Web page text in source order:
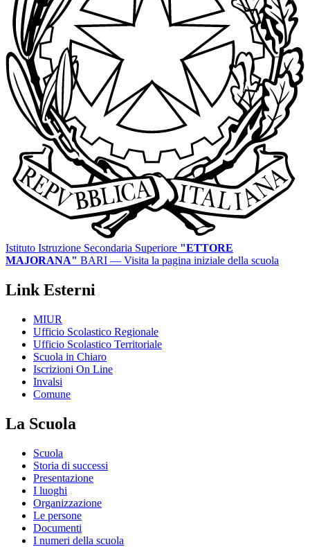
Istituto Istruzione Secondaria Superiore "ETTORE
MAJORANA" BARI — Visita la pagina iniziale della scuola
Link Esterni
MIUR
Ufficio Scolastico Regionale
Ufficio Scolastico Territoriale
Scuola in Chiaro
Iscrizioni On Line
Invalsi
Comune
La Scuola
Scuola
Storia di successi
Presentazione
I luoghi
Organizzazione
Le persone
Documenti
I numeri della scuola